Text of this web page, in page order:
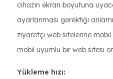
cihazın ekran boyutuna
ayarlanması gerektiği
ziyaretçi web sitelerine
mobil uyumlu bir web sitesi
Yükleme hızı: